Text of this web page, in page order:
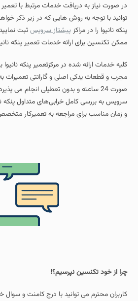
در صورت نیاز به دریافت خدمات مرتبط با تعمیر
توانید با توجه به روش هایی که در زیر ذکر
پنکه نانیوا را در مراکز پیشتاز سرویسثبت
ممکن تکنسین برای ارائه خدمات تعمیر پنکه
کلیه خدمات ارائه شده در مرکزتعمیر پنکه
صورت 24 ساعته و بدون تعطیلی انجام می
سرویس به بررسی کامل خرابی‌های متداول پنکه
و زمان مناسب برای مراجعه به تعمیرکار
چرا از خود تکنسین نپرسیم؟!
کاربران محترم می توانید با درج کامنت و سوال